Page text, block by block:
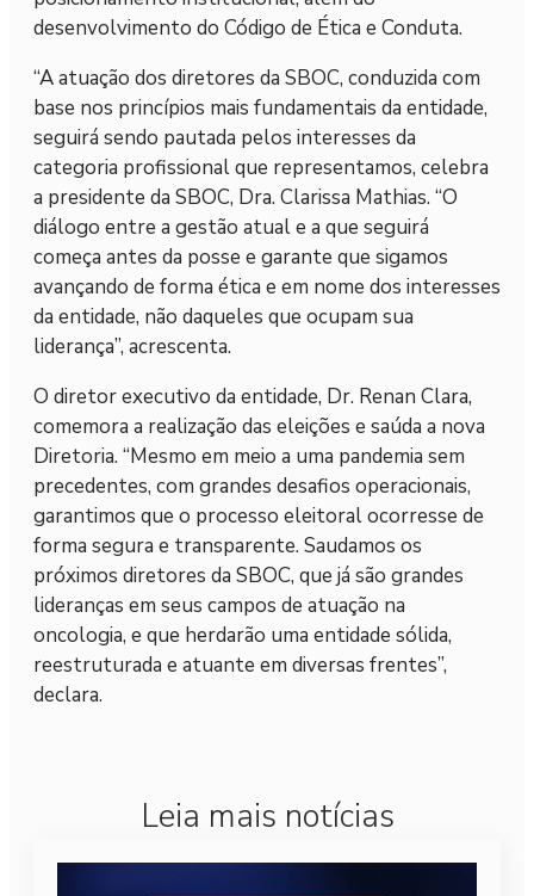
desenvolvimento do Código de Ética e Conduta.
“A atuação dos diretores da SBOC, conduzida com
base nos princípios mais fundamentais da entidade,
seguirá sendo pautada pelos interesses da
categoria profissional que representamos, celebra
a presidente da SBOC, Dra. Clarissa Mathias. “O
diálogo entre a gestão atual e a que seguirá
começa antes da posse e garante que sigamos
avançando de forma ética e em nome dos interesses
da entidade, não daqueles que ocupam sua
liderança”, acrescenta.
O diretor executivo da entidade, Dr. Renan Clara,
comemora a realização das eleições e saúda a nova
Diretoria. “Mesmo em meio a uma pandemia sem
precedentes, com grandes desafios operacionais,
garantimos que o processo eleitoral ocorresse de
forma segura e transparente. Saudamos os
próximos diretores da SBOC, que já são grandes
lideranças em seus campos de atuação na
oncologia, e que herdarão uma entidade sólida,
reestruturada e atuante em diversas frentes”,
declara.
Leia mais notícias